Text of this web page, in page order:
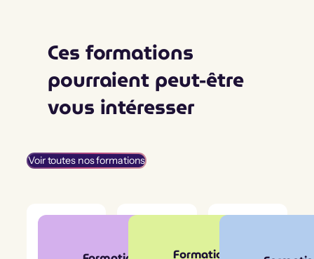
Ces formations
pourraient peut-être
vous intéresser
Voir toutes nos formations
Formation